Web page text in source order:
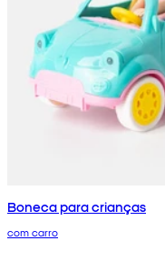
Boneca para crianças
com carro